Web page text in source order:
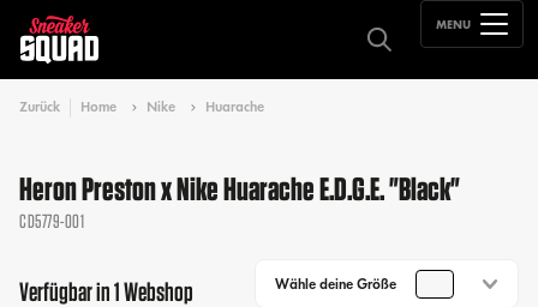
MENU
Zurück Home Nike Huarache
Heron Preston x Nike Huarache E.D.G.E. "Black"
CD5779-001
Verfügbar in 1 Webshop Wähle deine Größe